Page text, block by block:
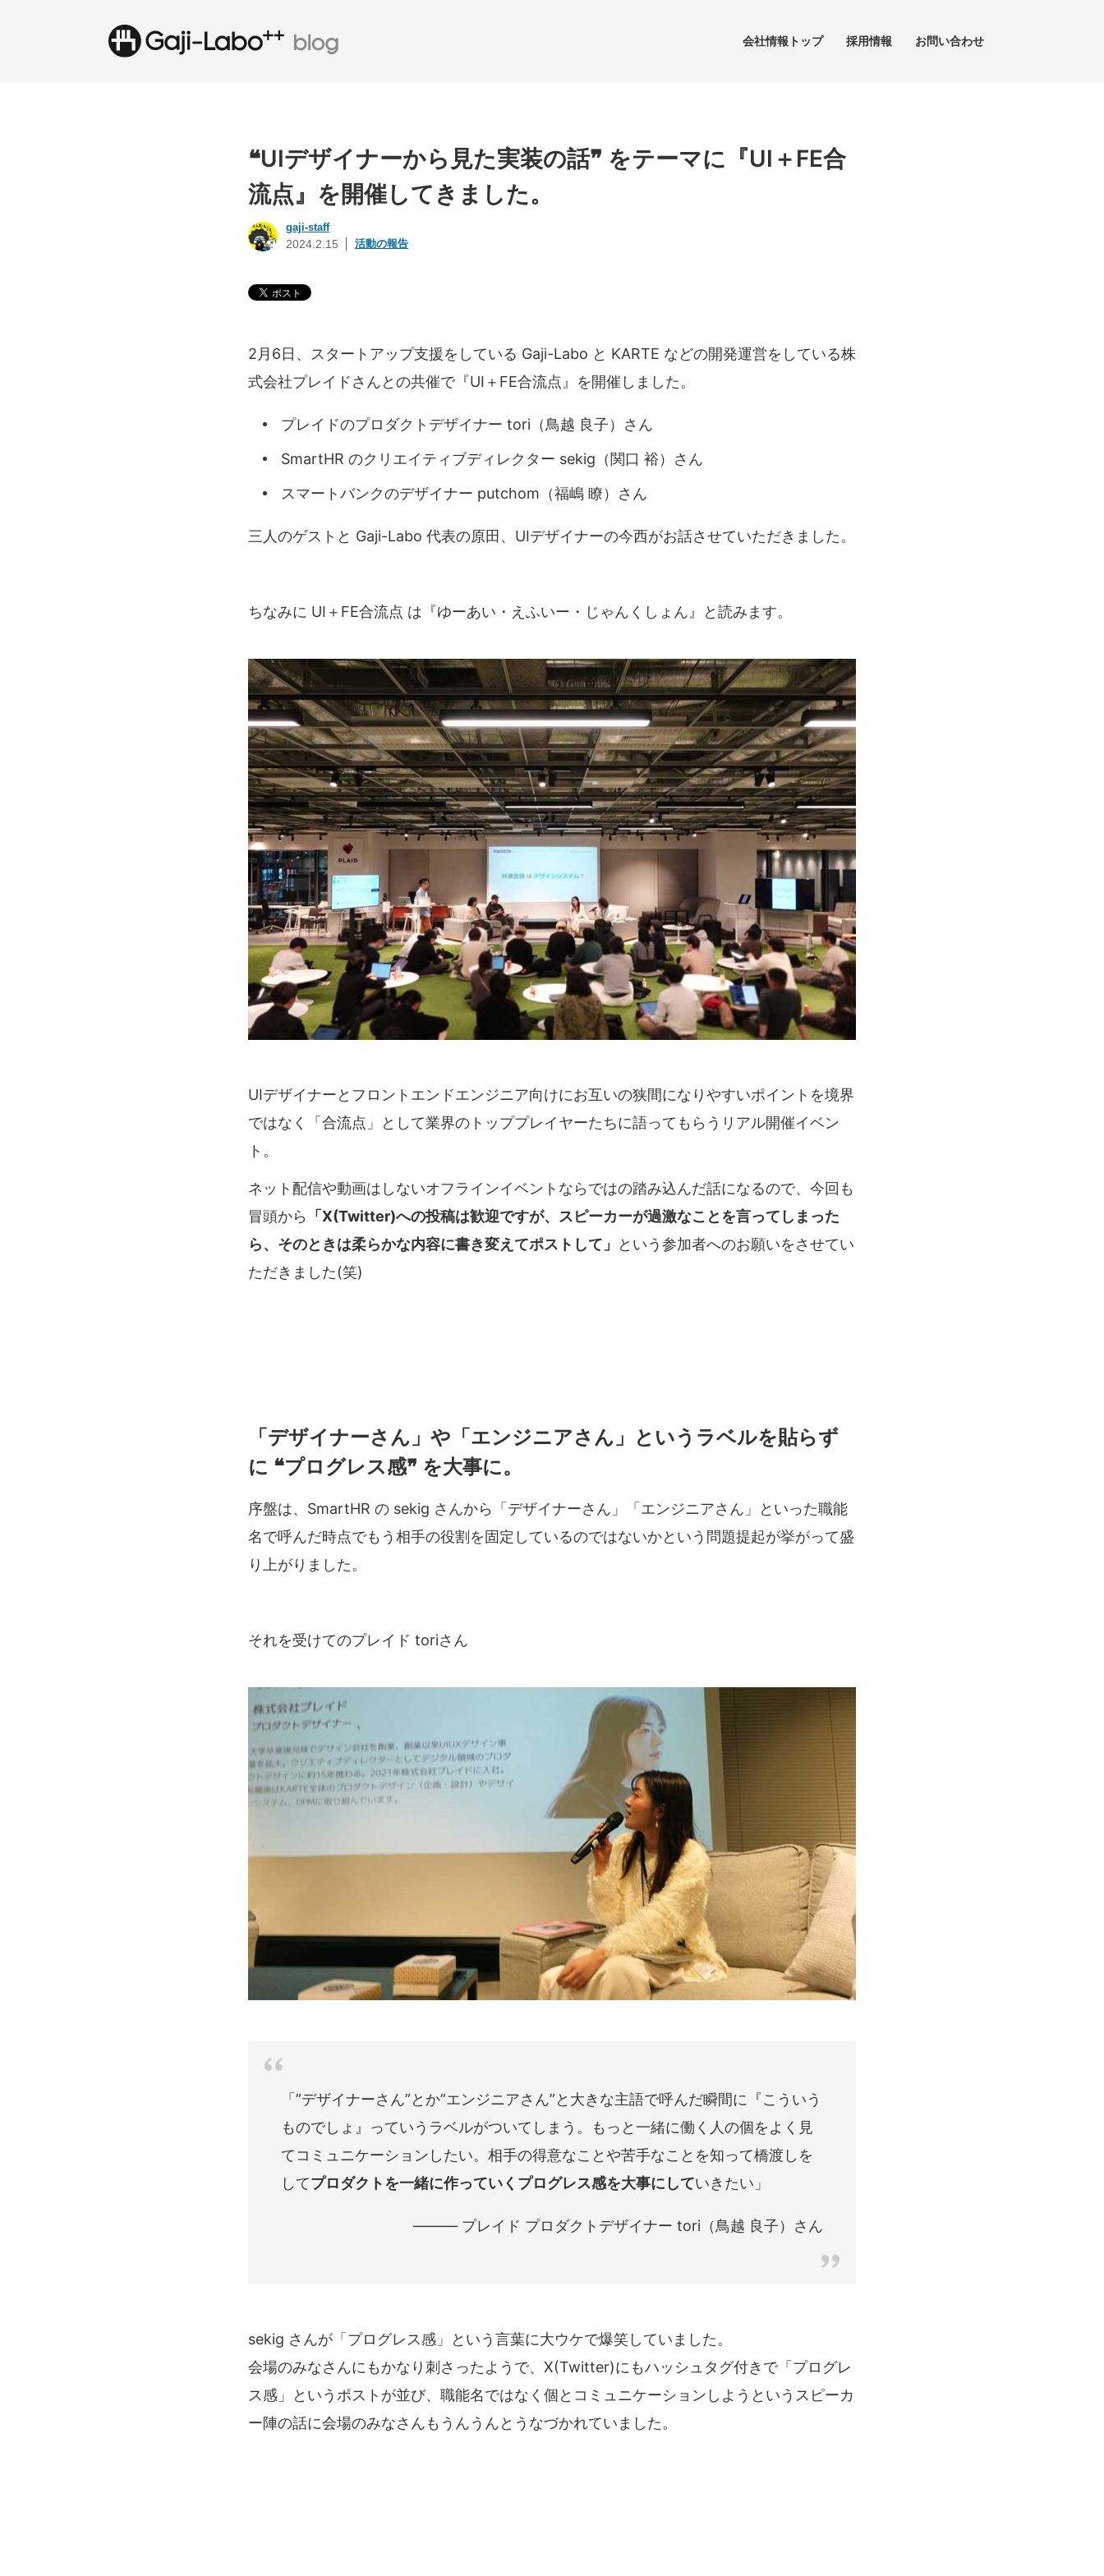
会社情報トップ 採用情報 お問い合わせ
❝UIデザイナーから見た実装の話❞ をテーマに『UI＋FE合
流点』を開催してきました。
gaji-staff
2024.2.15 活動の報告
2月6日、スタートアップ支援をしている Gaji-Labo と KARTE などの開発運営をしている株
式会社プレイドさんとの共催で『UI＋FE合流点』を開催しました。
プレイドのプロダクトデザイナー tori（鳥越 良子）さん
SmartHR のクリエイティブディレクター sekig（関口 裕）さん
スマートバンクのデザイナー putchom（福嶋 瞭）さん
三人のゲストと Gaji-Labo 代表の原田、UIデザイナーの今西がお話させていただきました。
ちなみに UI＋FE合流点 は『ゆーあい・えふいー・じゃんくしょん』と読みます。
UIデザイナーとフロントエンドエンジニア向けにお互いの狭間になりやすいポイントを境界
ではなく「合流点」として業界のトッププレイヤーたちに語ってもらうリアル開催イベン
ト。
ネット配信や動画はしないオフラインイベントならではの踏み込んだ話になるので、今回も
冒頭から
「X(Twitter)への投稿は歓迎ですが、スピーカーが過激なことを言ってしまった
ら、そのときは柔らかな内容に書き変えてポストして」
という参加者へのお願いをさせてい
ただきました(笑)
「デザイナーさん」や「エンジニアさん」というラベルを貼らず
に ❝プログレス感❞ を大事に。
序盤は、SmartHR の sekig さんから「デザイナーさん」「エンジニアさん」といった職能
名で呼んだ時点でもう相手の役割を固定しているのではないかという問題提起が挙がって盛
り上がりました。
それを受けてのプレイド toriさん
「”デザイナーさん”とか”エンジニアさん”と大きな主語で呼んだ瞬間に『こういう
ものでしょ』っていうラベルがついてしまう。もっと一緒に働く人の個をよく見
てコミュニケーションしたい。相手の得意なことや苦手なことを知って橋渡しを
してプロダクトを一緒に作っていくプログレス感を大事にしていきたい」
――― プレイド プロダクトデザイナー tori（鳥越 良子）さん
sekig さんが「プログレス感」という言葉に大ウケで爆笑していました。
会場のみなさんにもかなり刺さったようで、X(Twitter)にもハッシュタグ付きで「プログレ
ス感」というポストが並び、職能名ではなく個とコミュニケーションしようというスピーカ
ー陣の話に会場のみなさんもうんうんとうなづかれていました。